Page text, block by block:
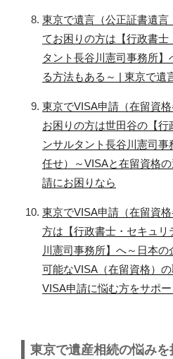
東京で遺言（公正証書遺言
てお困りの方は【行政書
タント長谷川憲司事務所
る方法もある～ | 東京で遺
東京でVISA申請（在留資
お困りの方は世田谷の【行
ンサルタント長谷川憲司
任せ）～VISAと在留資格
請にお困りなら
東京でVISA申請（在留資
方は【行政書士・セキュリ
川憲司事務所】へ～日本
可能なVISA（在留資格）
VISA申請に悩む方をサポー
東京で遺産相続の悩み